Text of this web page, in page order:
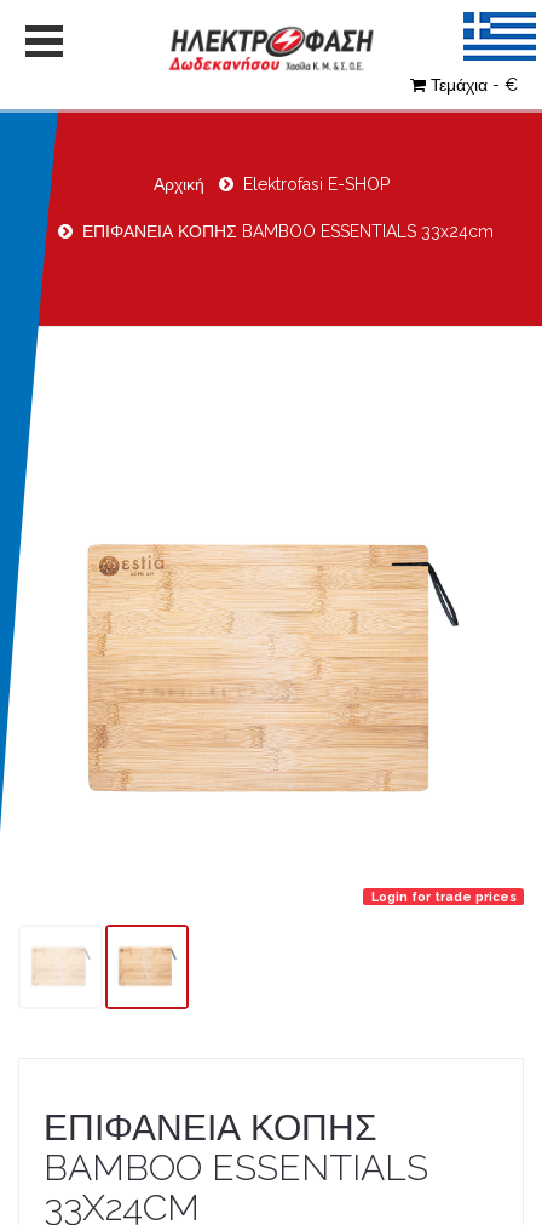
Τεμάχια - €
Αρχική Elektrofasi E-SHOP
ΕΠΙΦΑΝΕΙΑ ΚΟΠΗΣ BAMBOO ESSENTIALS 33x24cm
Login for trade prices
ΕΠΙΦΑΝΕΙΑ ΚΟΠΗΣ
BAMBOO ESSENTIALS
33X24CM